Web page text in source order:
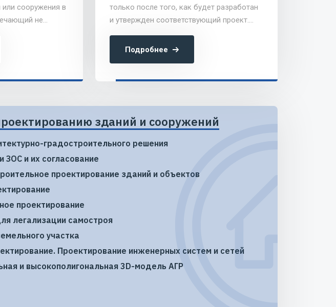
сооружения в
не
заказчика,
только после того, как будет разработан
и утвержден соответствующий проект.
занимается компания CNSE GROUP
Подробнее
зданий и сооружений
градостроительного решения
ЗОС и их согласование
проектирование зданий и объектов
проектирование
легализации самостроя
участка
Проектирование инженерных систем и сетей
и высокополигональная 3D-модель АГР